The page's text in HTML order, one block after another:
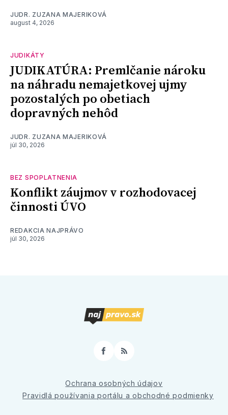
JUDR. ZUZANA MAJERIKOVÁ
august 4, 2026
JUDIKÁTY
JUDIKATÚRA: Premlčanie nároku
na náhradu nemajetkovej ujmy
pozostalých po obetiach
dopravných nehôd
JUDR. ZUZANA MAJERIKOVÁ
júl 30, 2026
BEZ SPOPLATNENIA
Konflikt záujmov v rozhodovacej
činnosti ÚVO
REDAKCIA NAJPRÁVO
júl 30, 2026
Facebook
RSS
Ochrana osobných údajov
Pravidlá používania portálu a obchodné podmienky